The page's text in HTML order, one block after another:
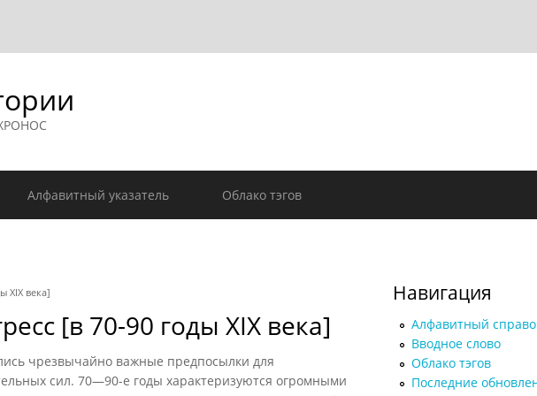
Алфавитный указатель Облако тэгов
XIX века]
[в 70-90 годы XIX века]
чрезвычайно важные предпосылки для
сил. 70—90-е годы характеризуются огромными
Навигация
Алфавитный
Вводное слово
Облако тэгов
Последние